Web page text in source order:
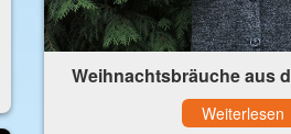
Weihnachtsbräuche aus
Weiterlesen